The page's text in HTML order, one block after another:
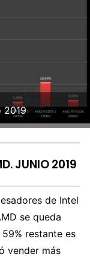
2019
JUNIO 2019
de Intel
se queda
restante es
vender más